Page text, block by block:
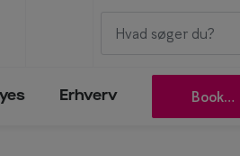
Erhverv Book tid